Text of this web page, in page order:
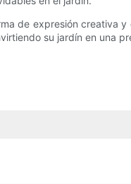
de expresión creativa
su jardín en una